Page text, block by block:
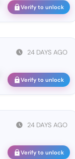
Verify to unlock
24 DAYS AGO
Verify to unlock
24 DAYS AGO
Verify to unlock